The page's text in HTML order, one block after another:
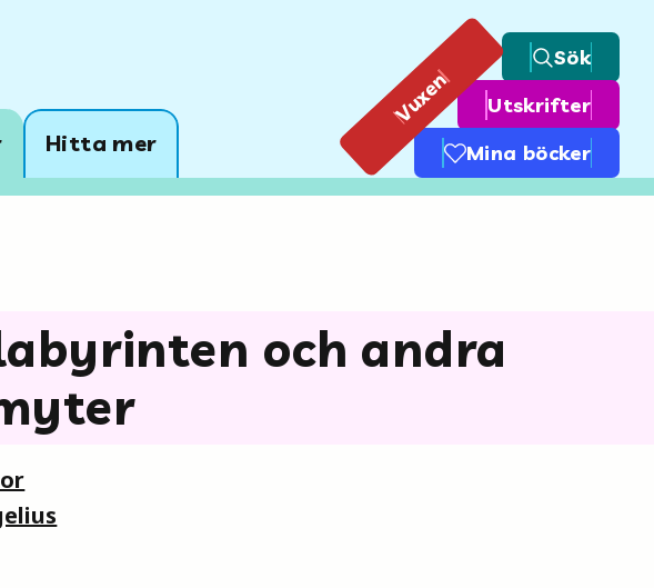
Hitta mer
Vuxen
Sök
Utskrifter
Mina böcker
och andra